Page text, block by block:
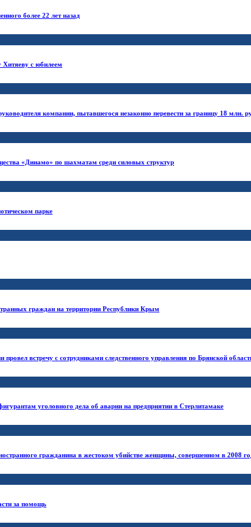
более 22 лет назад
с юбилеем
компании, пытавшегося незаконно перевести за границу 18 млн.
«Динамо» по шахматам среди силовых структур
парке
граждан на территории Республики Крым
встречу с сотрудниками следственного управления по Брянской
уголовного дела об аварии на предприятии в Стерлитамаке
гражданина в жестоком убийстве женщины, совершенном в 2008
за помощь